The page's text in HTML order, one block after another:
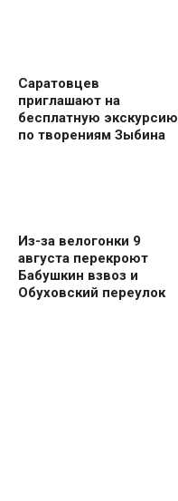
Саратовцев
приглашают на
бесплатную экскурсию
по творениям Зыбина
Из-за велогонки 9
августа перекроют
Бабушкин взвоз и
Обуховский переулок